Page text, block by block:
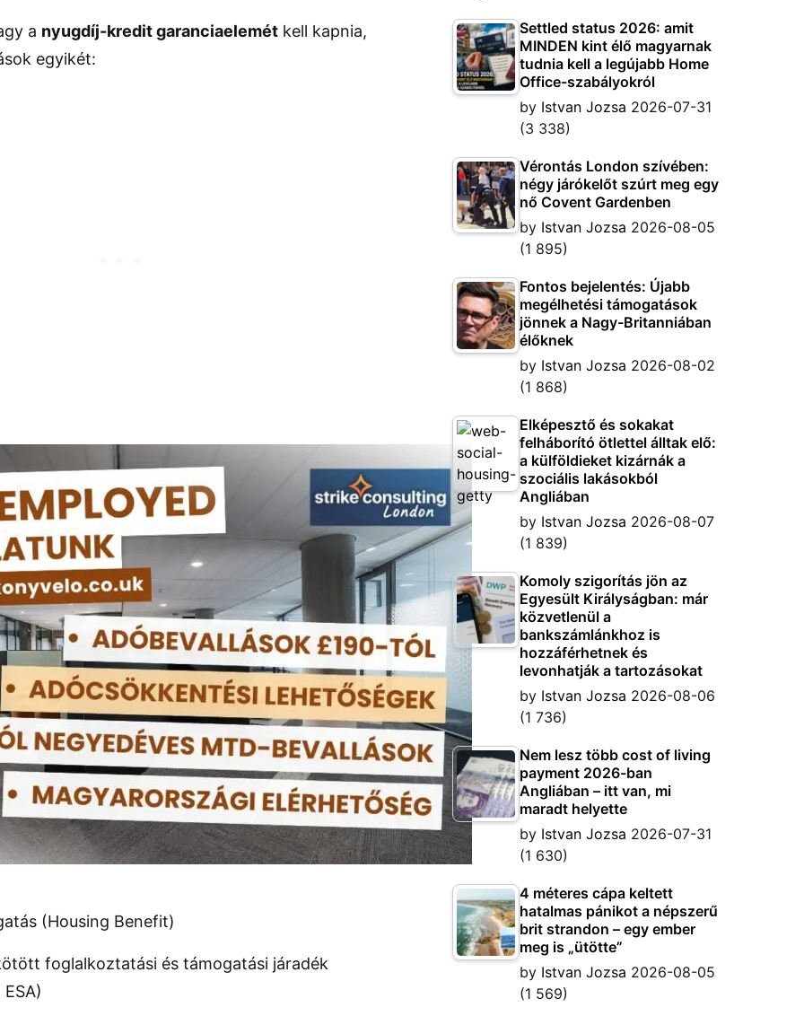
a nyugdíj-kredit garanciaelemét kell kapnia,
egyikét:
(Housing Benefit)
foglalkoztatási és támogatási járadék
Settled status 2026: amit
MINDEN kint élő magyarnak
tudnia kell a legújabb Home
Office-szabályokról
by Istvan Jozsa 2026-07-31
(3 338)
Vérontás London szívében:
négy járókelőt szúrt meg egy
nő Covent Gardenben
by Istvan Jozsa 2026-08-05
(1 895)
Fontos bejelentés: Újabb
megélhetési támogatások
jönnek a Nagy-Britanniában
élőknek
by Istvan Jozsa 2026-08-02
(1 868)
Elképesztő és sokakat
felháborító ötlettel álltak elő:
a külföldieket kizárnák a
szociális lakásokból
Angliában
by Istvan Jozsa 2026-08-07
(1 839)
Komoly szigorítás jön az
Egyesült Királyságban: már
közvetlenül a
bankszámlánkhoz is
hozzáférhetnek és
levonhatják a tartozásokat
by Istvan Jozsa 2026-08-06
(1 736)
Nem lesz több cost of living
payment 2026-ban
Angliában – itt van, mi
maradt helyette
by Istvan Jozsa 2026-07-31
(1 630)
4 méteres cápa keltett
hatalmas pánikot a népszerű
brit strandon – egy ember
meg is „ütötte”
by Istvan Jozsa 2026-08-05
(1 569)